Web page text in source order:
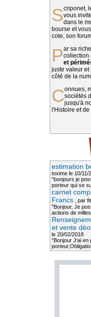
vous
dans le
bourse et
cote, son
Par sa richesse et sa diversité, lacollection
et
juste valeur et
côté de la
Connues, méconnues, ou inconnues, lessociétés
jusqu'à
l'Histoire et
estimation
toximele 10/11/
"bonjours je
porteur qui se
carnet
Francs, par
"Bonjour, Je
actions de
et vente
le 20/02/2018
"Bonjour J'ai en